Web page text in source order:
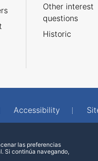
Other interest
questions
Historic
Accessibility
las preferencias
Si continúa navegando,